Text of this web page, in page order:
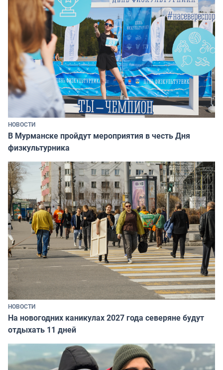
НОВОСТИ
В Мурманске пройдут мероприятия в честь Дня
физкультурника
НОВОСТИ
На новогодних каникулах 2027 года северяне будут
отдыхать 11 дней